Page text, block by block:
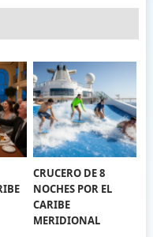
CRUCERO DE 8
NOCHES POR EL
CARIBE
MERIDIONAL